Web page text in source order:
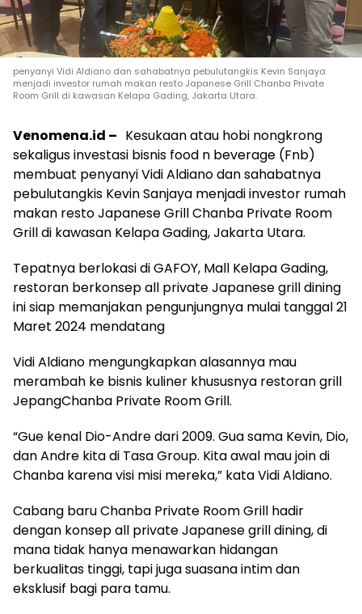
penyanyi Vidi Aldiano dan sahabatnya pebulutangkis Kevin Sanjaya
menjadi investor rumah makan resto Japanese Grill Chanba Private
Room Grill di kawasan Kelapa Gading, Jakarta Utara.
Venomena.id – Kesukaan atau hobi nongkrong
sekaligus investasi bisnis food n beverage (Fnb)
membuat penyanyi Vidi Aldiano dan sahabatnya
pebulutangkis Kevin Sanjaya menjadi investor rumah
makan resto Japanese Grill Chanba Private Room
Grill di kawasan Kelapa Gading, Jakarta Utara.
Tepatnya berlokasi di GAFOY, Mall Kelapa Gading,
restoran berkonsep all private Japanese grill dining
ini siap memanjakan pengunjungnya mulai tanggal 21
Maret 2024 mendatang
Vidi Aldiano mengungkapkan alasannya mau
merambah ke bisnis kuliner khususnya restoran grill
JepangChanba Private Room Grill.
“Gue kenal Dio-Andre dari 2009. Gua sama Kevin, Dio,
dan Andre kita di Tasa Group. Kita awal mau join di
Chanba karena visi misi mereka,” kata Vidi Aldiano.
Cabang baru Chanba Private Room Grill hadir
dengan konsep all private Japanese grill dining, di
mana tidak hanya menawarkan hidangan
berkualitas tinggi, tapi juga suasana intim dan
eksklusif bagi para tamu.